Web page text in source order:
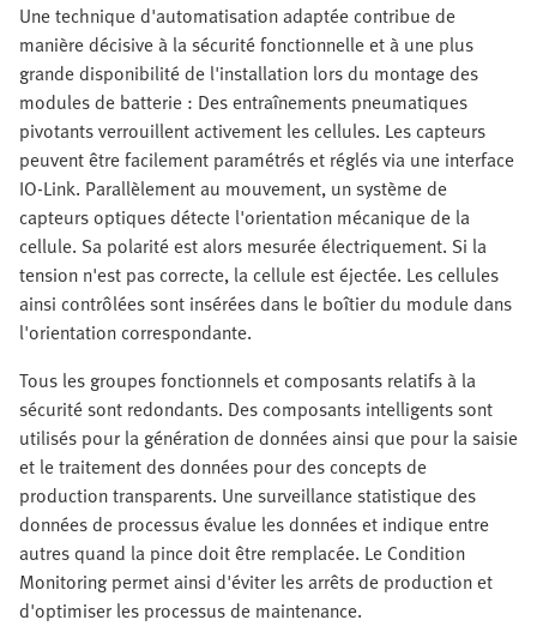
Une technique d'automatisation adaptée contribue de
manière décisive à la sécurité fonctionnelle et à une plus
grande disponibilité de l'installation lors du montage des
modules de batterie : Des entraînements pneumatiques
pivotants verrouillent activement les cellules. Les capteurs
peuvent être facilement paramétrés et réglés via une interface
IO-Link. Parallèlement au mouvement, un système de
capteurs optiques détecte l'orientation mécanique de la
cellule. Sa polarité est alors mesurée électriquement. Si la
tension n'est pas correcte, la cellule est éjectée. Les cellules
ainsi contrôlées sont insérées dans le boîtier du module dans
l'orientation correspondante.
Tous les groupes fonctionnels et composants relatifs à la
sécurité sont redondants. Des composants intelligents sont
utilisés pour la génération de données ainsi que pour la saisie
et le traitement des données pour des concepts de
production transparents. Une surveillance statistique des
données de processus évalue les données et indique entre
autres quand la pince doit être remplacée. Le Condition
Monitoring permet ainsi d'éviter les arrêts de production et
d'optimiser les processus de maintenance.